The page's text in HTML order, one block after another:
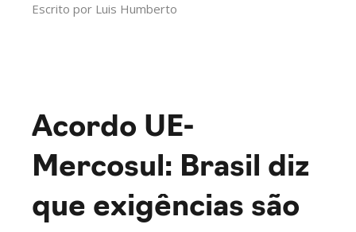
Escrito por Luis Humberto
Acordo UE-
Mercosul: Brasil diz
que exigências são